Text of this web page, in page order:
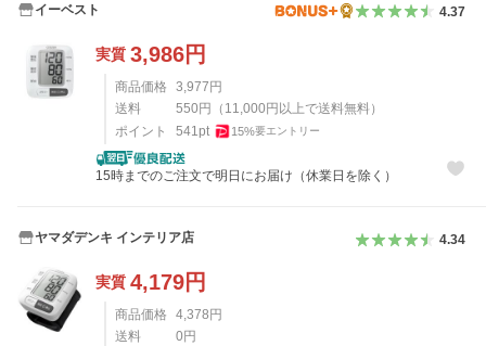
イーベスト 4.37
実質 3,986円
商品価格 3,977円
送料
550円 （ 11,000円以上で送料無料）
ポイント
541 pt 15%要エントリー
15時までのご注文で明日にお届け（休業日を除く）
ヤマダデンキ インテリア店 4.34
実質 4,179円
商品価格 4,378 円
送料
0 円